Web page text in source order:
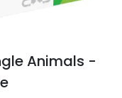
Animals -